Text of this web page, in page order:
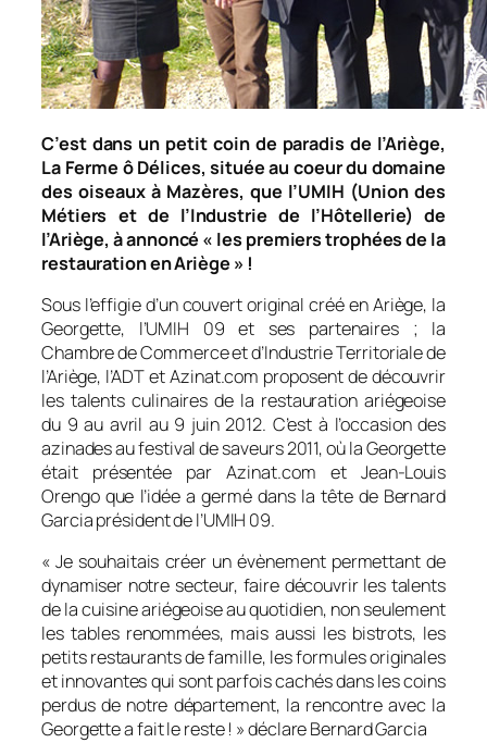
C’est dans un petit coin de paradis de l’Ariège,
La Ferme ô Délices, située au coeur du domaine
des oiseaux à Mazères, que l’UMIH (Union des
Métiers et de l’Industrie de l’Hôtellerie) de
l’Ariège, à annoncé « les premiers trophées de la
restauration en Ariège » !
Sous l’effigie d’un couvert original créé en Ariège, la
Georgette, l’UMIH 09 et ses partenaires ; la
Chambre de Commerce et d’Industrie Territoriale de
l’Ariège, l’ADT et Azinat.com proposent de découvrir
les talents culinaires de la restauration ariégeoise
du 9 au avril au 9 juin 2012. C’est à l’occasion des
azinades au festival de saveurs 2011, où la Georgette
était présentée par Azinat.com et Jean-Louis
Orengo que l’idée a germé dans la tête de Bernard
Garcia président de l’UMIH 09.
«Je souhaitais créer un évènement permettant de
dynamiser notre secteur, faire découvrir les talents
de la cuisine ariégeoise au quotidien, non seulement
les tables renommées, mais aussi les bistrots, les
petits restaurants de famille, les formules originales
et innovantes qui sont parfois cachés dans les coins
perdus de notre département, la rencontre avec la
Georgette a fait le reste ! » déclare Bernard Garcia